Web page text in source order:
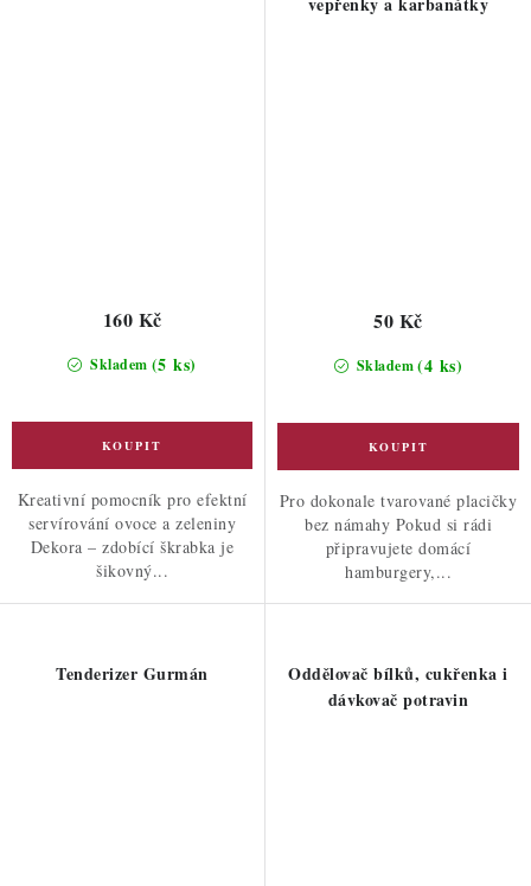
Skladem (5 ks)
160 Kč
Kreativní pomocník pro efektní
servírování ovoce a zeleniny
Dekora – zdobící škrabka je
šikovný...
Skladem(4 ks)
50 Kč
Pro dokonale tvarované placičky
bez námahy Pokud si rádi
připravujete domácí
hamburgery,...
Tenderizer Gurmán
Oddělovač bílků, cukřenka i
dávkovač potravin